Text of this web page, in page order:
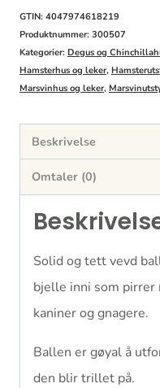
antall
GTIN: 4047974618219
Produktnummer: 300507
Kategorier: Degus og
Hamsterhus og leker,
Marsvinhus og leker,
Beskrivelse
Omtaler (0)
Solid og tett vevd
bjelle inni som
kaniner og gnagere.
Ballen er gøyal å
den blir trillet på.